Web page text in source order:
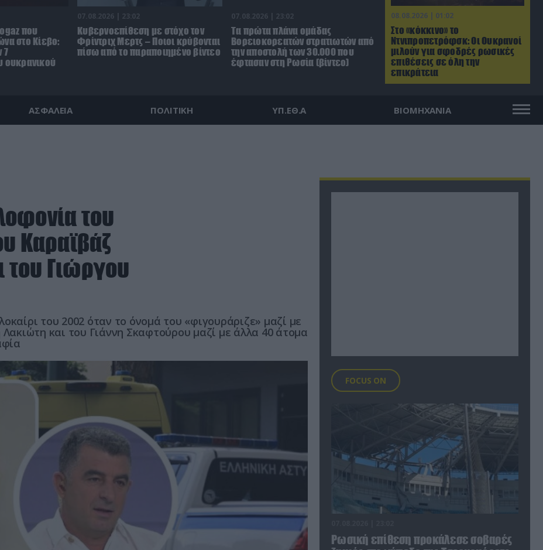
08.08.2026 | 01:02
Στο «κόκκινο» το
Ντνιπροπετρόφσκ: Οι Ουκρανοί
μιλούν για σφοδρές ρωσικές
επιθέσεις σε όλη την
επικράτεια
που
στο Κίεβο:
7
ουκρανικού
07.08.2026 | 23:02
Κυβερνοεπίθεση με στόχο τον
Φρίντριχ Μερτς – Ποιοι κρύβονται
πίσω από το παραποιημένο βίντεο
07.08.2026 | 23:02
Τα πρώτα πλάνα ομάδας
Βορειοκορεατών στρατιωτών από
την αποστολή των 30.000 που
έφτασαν στη Ρωσία (βίντεο)
ΑΣΦΑΛΕΙΑ ΠΟΛΙΤΙΚΗ ΥΠ.ΕΘ.Α ΒΙΟΜΗΧΑΝΙΑ
του
Καραϊβάζ
του Γιώργου
του 2002 όταν το όνομά του «φιγουράριζε» μαζί με
και του Γιάννη Σκαφτούρου μαζί με άλλα 40 άτομα
FOCUS ON
Ρωσική επίθεση προκάλεσε σοβαρές